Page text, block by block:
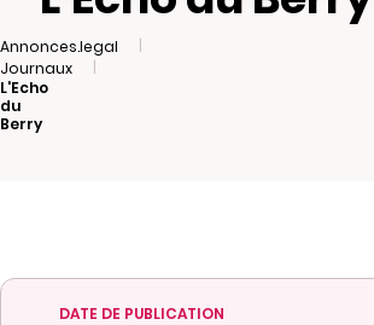
Annonces.legal
|
Journaux
|
L'Echo
du
Berry
DATE DE PUBLICATION